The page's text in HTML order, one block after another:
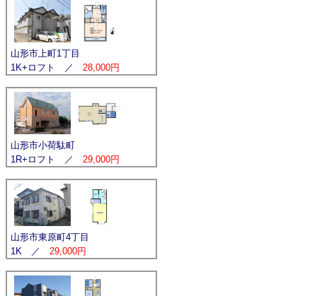
山形市上町1丁目
1K+ロフト ／ 28,000円
山形市小荷駄町
1R+ロフト ／ 29,000円
山形市東原町4丁目
1K ／ 29,000円